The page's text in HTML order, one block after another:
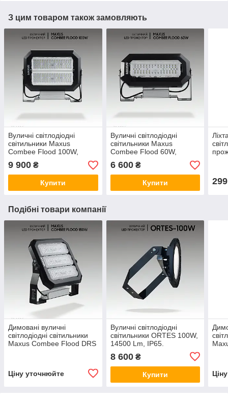
З цим товаром також замовляють
Вуличні світлодіодні
світильники Maxus
Combee Flood 100W,
14000Lm, IP67. Прожектор
вуличний.
9 900 ₴
Купити
Вуличні світлодіодні
світильники Maxus
Combee Flood 60W,
8100Lm, IP67. Прожектор
вуличний. Ліхтар вуличний
6 600₴
Купити 299
Подібні товари компанії
Димовані вуличні
світлодіодні світильники
Maxus Combee Flood DRS
Ціну уточнюйте
Вуличні світлодіодні
світильники ORTES 100W,
14500 Lm, IP65.
Ліхтар вуличний
світлодіодний
8 600₴
Купити